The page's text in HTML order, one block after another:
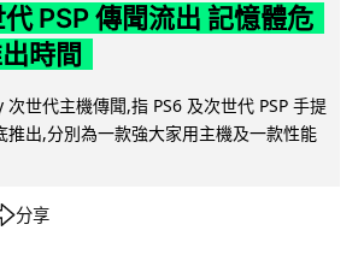
PSP 傳聞流出 記憶體危
時間
世代主機傳聞,指 PS6 及次世代 PSP 手提
推出,分別為一款強大家用主機及一款性能
分享